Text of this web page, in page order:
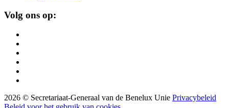
Volg ons op:
2026 © Secretariaat-Generaal van de Benelux Unie Privacybeleid